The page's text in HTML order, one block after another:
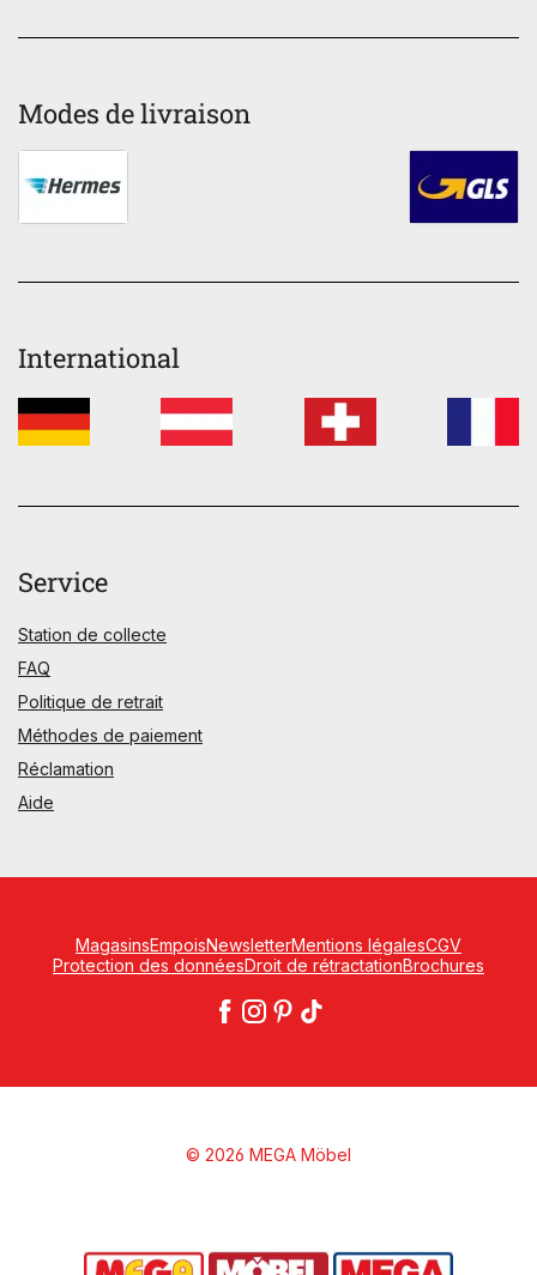
Modes de livraison
International
Service
Station de collecte
FAQ
Politique de retrait
Méthodes de paiement
Réclamation
Aide
MagasinsEmpoisNewsletterMentions légalesCGV
Protection des donnéesDroit de rétractationBrochures
© 2026 MEGA Möbel